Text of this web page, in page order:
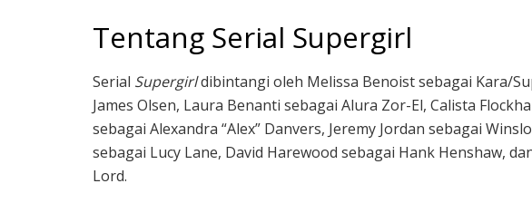
Tentang Serial Supergirl
Serial Supergirldibintangi oleh Melissa Benoist sebagai Kara/
James Olsen, Laura Benanti sebagai Alura Zor-El, Calista
sebagai Alexandra “Alex” Danvers, Jeremy Jordan sebagai
sebagai Lucy Lane, David Harewood sebagai Hank Henshaw,
Lord.